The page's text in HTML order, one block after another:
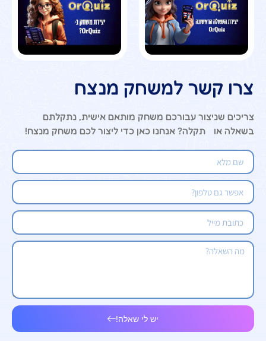
צרו קשר למשחק מנצח
צריכים שניצור עבורכם משחק מותאם אישית, נתקלתם
בשאלה או תקלה? אנחנו כאן כדי ליצור לכם משחק מנצח!
יש לי שאלה!